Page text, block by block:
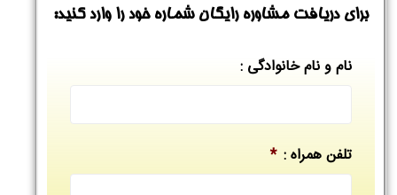
برای دریافت مشاوره رایگان شماره خود را وارد کنید:
نام و نام خانوادگی :
تلفن همراه : *